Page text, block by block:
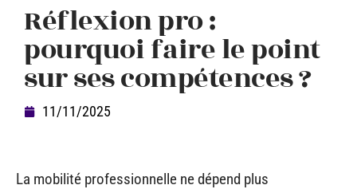
Réflexion pro :
pourquoi faire le point
sur ses compétences ?
11/11/2025
La mobilité professionnelle ne dépend plus